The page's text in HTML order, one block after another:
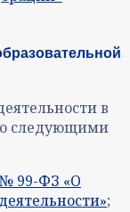
в
следующими
№ 99-ФЗ «О
;